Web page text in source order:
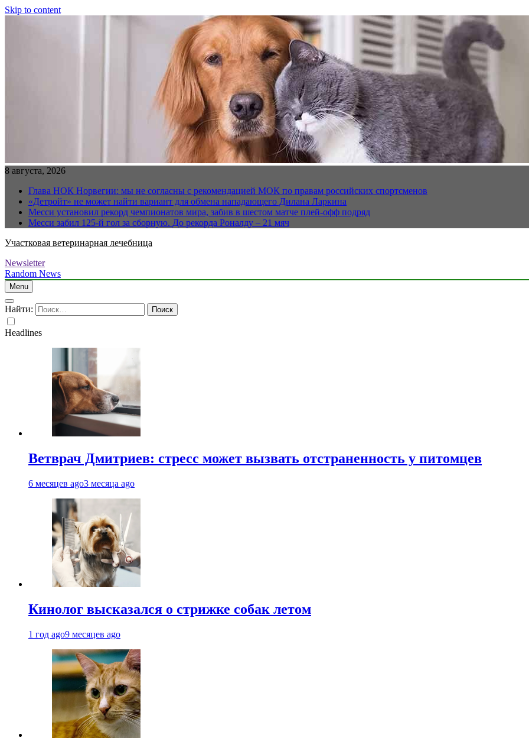
Skip to content
8 августа, 2026
Глава НОК Норвегии: мы не согласны с рекомендацией МОК по правам российских спортсменов
«Детройт» не может найти вариант для обмена нападающего Дилана Ларкина
Месси установил рекорд чемпионатов мира, забив в шестом матче плей‑офф подряд
Месси забил 125-й гол за сборную. До рекорда Роналду – 21 мяч
Участковая ветеринарная лечебница
Newsletter
Random News
Menu
Найти:
Headlines
Ветврач Дмитриев: стресс может вызвать отстраненность у питомцев
6 месяцев ago3 месяца ago
Кинолог высказался о стрижке собак летом
1 год ago9 месяцев ago